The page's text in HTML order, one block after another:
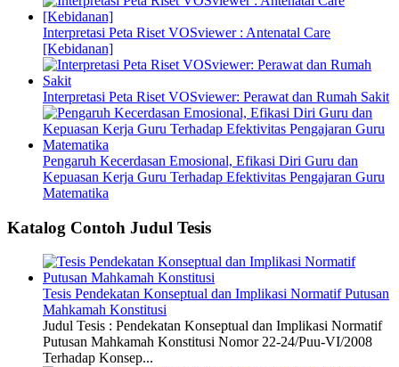
Interpretasi Peta Riset VOSviewer : Antenatal Care
[Kebidanan]
Interpretasi Peta Riset VOSviewer: Perawat dan Rumah Sakit
Pengaruh Kecerdasan Emosional, Efikasi Diri Guru dan
Kepuasan Kerja Guru Terhadap Efektivitas Pengajaran Guru
Matematika
Katalog Contoh Judul Tesis
Tesis Pendekatan Konseptual dan Implikasi Normatif Putusan
Mahkamah Konstitusi
Judul Tesis : Pendekatan Konseptual dan Implikasi Normatif
Putusan Mahkamah Konstitusi Nomor 22-24/Puu-VI/2008
Terhadap Konsep...